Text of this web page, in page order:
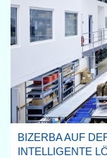
BIZERBA AUF
INTELLIGENTE